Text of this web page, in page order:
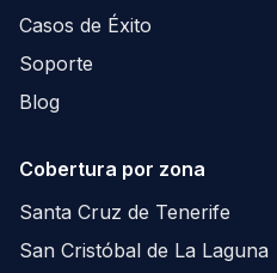
Casos de Éxito
Soporte
Blog
Cobertura por zona
Santa Cruz de Tenerife
San Cristóbal de La Laguna